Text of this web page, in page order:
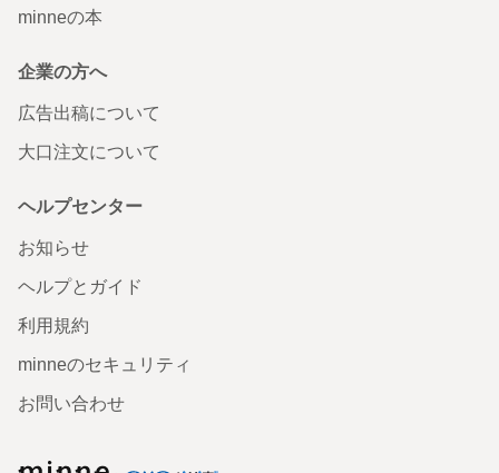
minneの本
企業の方へ
広告出稿について
大口注文について
ヘルプセンター
お知らせ
ヘルプとガイド
利用規約
minneのセキュリティ
お問い合わせ